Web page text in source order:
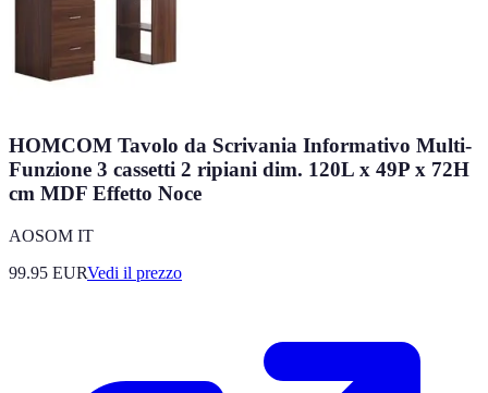
HOMCOM Tavolo da Scrivania Informativo Multi-
Funzione 3 cassetti 2 ripiani dim. 120L x 49P x 72H
cm MDF Effetto Noce
AOSOM IT
99.95 EURVedi il prezzo